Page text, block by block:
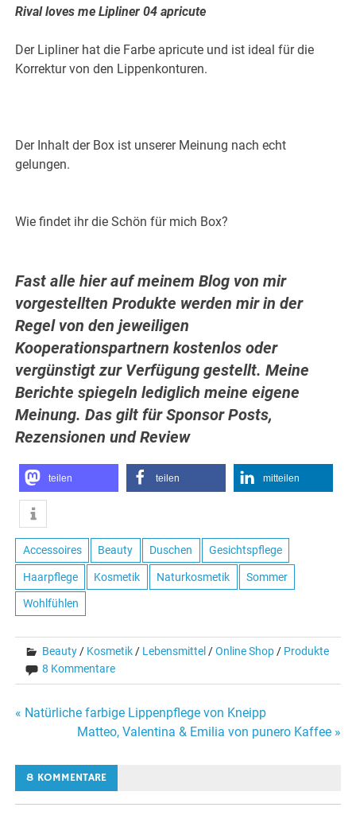
Rival loves me Lipliner 04 apricute
Der Lipliner hat die Farbe apricute und ist ideal für die
Korrektur von den Lippenkonturen.
Der Inhalt der Box ist unserer Meinung nach echt
gelungen.
Wie findet ihr die Schön für mich Box?
Fast alle hier auf meinem Blog von mir
vorgestellten Produkte werden mir in der
Regel von den jeweiligen
Kooperationspartnern kostenlos oder
vergünstigt zur Verfügung gestellt. Meine
Berichte spiegeln lediglich meine eigene
Meinung. Das gilt für Sponsor Posts,
Rezensionen und Review
teilen teilen mitteilen
Accessoires Beauty Duschen Gesichtspflege
Haarpflege Kosmetik Naturkosmetik Sommer
Wohlfühlen
Beauty / Kosmetik / Lebensmittel /Online Shop / Produkte
8 Kommentare
Beitragsnavigation
« Natürliche farbige Lippenpflege von Kneipp
Matteo, Valentina & Emilia von punero Kaffee »
8 KOMMENTARE